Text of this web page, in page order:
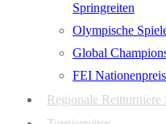
Springreiten
Olympische
Global
FEI
Regionale